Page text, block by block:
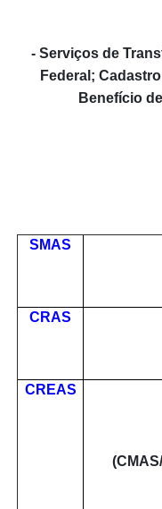
- Serviços de
Federal;
Benefício
SMAS
CRAS
CREAS